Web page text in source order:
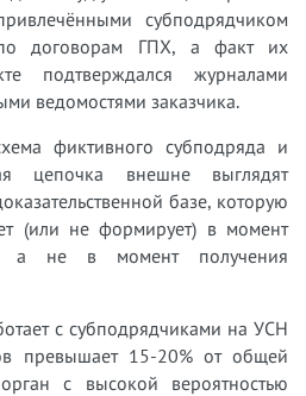
субподрядчиком
договорам ГПХ, а факт их
подтверждался журналами
ведомостями заказчика.
фиктивного субподряда и
цепочка внешне выглядят
базе, которую
(или не формирует) в момент
а не в момент получения
с субподрядчиками на УСН
превышает 15-20% от общей
с высокой вероятностью